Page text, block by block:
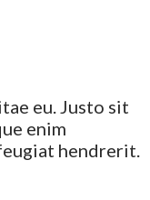
eu. Justo sit
enim
hendrerit.